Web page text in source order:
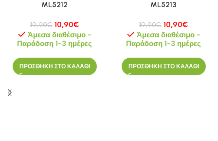
ML5212
19,90€ 10,90€
Άμεσα διαθέσιμο -
Παράδοση 1-3 ημέρες
ΠΡΟΣΘΗΚΗ ΣΤΟ ΚΑΛΑΘΙ
ML5213
19,90€ 10,90€
Άμεσα διαθέσιμο -
Παράδοση 1-3 ημέρες
ΠΡΟΣΘΗΚΗ ΣΤΟ ΚΑΛΑΘΙ